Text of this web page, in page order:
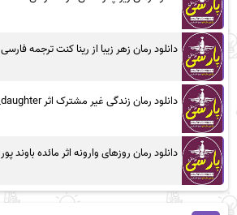
دانلود رمان زهر زیبا از رینا کنت ترجمه فارسی
دانلود رمان زندگی غیر مشترک اثر sun_daughter
دانلود رمان روزهای وارونه اثر مائده باوند پور